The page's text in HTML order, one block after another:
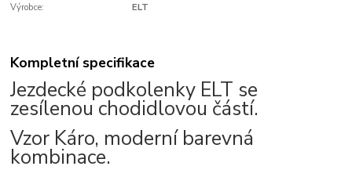
Výrobce: ELT
Kompletní specifikace
Jezdecké podkolenky ELT se
zesílenou chodidlovou částí.
Vzor Káro, moderní barevná
kombinace.